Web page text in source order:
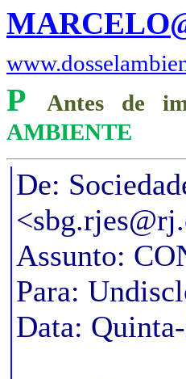
P
Antes de
AMBIENTE
De:
Assunto:
Para:
Data: